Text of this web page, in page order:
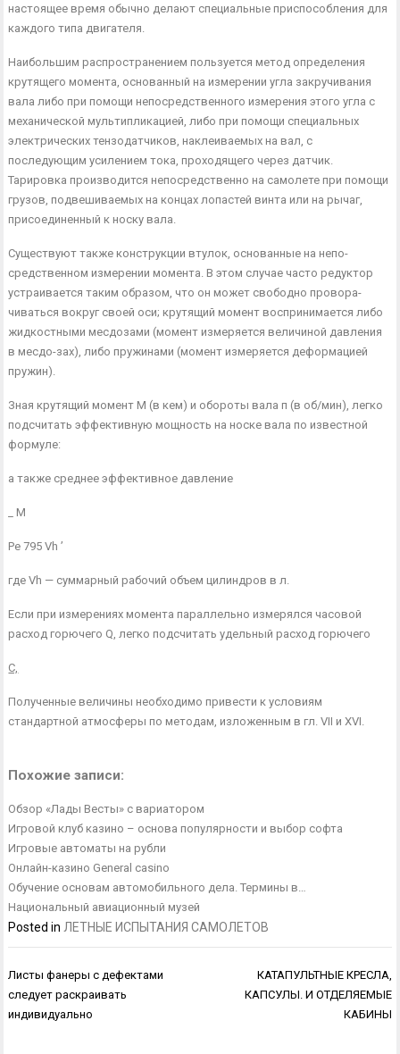
настоящее время обычно делают специальные при­способления для
каждого типа двигателя.
Наибольшим распространением пользуется метод определе­ния
крутящего момента, основанный на измерении угла за­кручивания
вала либо при помощи непосредственного измерения этого угла с
механической мультипликацией, либо при помощи специальных
электрических тензодатчиков, наклеи­ваемых на вал, с
последующим усилением тока, проходящего через датчик.
Тарировка производится непосредственно на са­молете при помощи
грузов, подвешиваемых на концах лопастей винта или на рычаг,
присоединенный к носку вала.
Существуют также конструкции втулок, основанные на непо­
средственном измерении момента. В этом случае часто редуктор
устраивается таким образом, что он может свободно провора­
чиваться вокруг своей оси; крутящий момент воспринимается либо
жидкостными месдозами (момент измеряется величиной давления
в месдо-зах), либо пружинами (момент измеряется де­формацией
пружин).
Зная крутящий момент М (в кем) и обороты вала п (в об/мин), легко
подсчитать эффективную мощность на носке вала по известной
формуле:
а также среднее эффективное давление
_ М
Ре 795 Vh ’
где Vh — суммарный рабочий объем цилиндров в л.
Если при измерениях момента параллельно измерялся часо­вой
расход горючего Q, легко подсчитать удельный расход го­рючего
С,
Полученные величины необходимо привести к условиям
стандартной атмосферы по методам, изложенным в гл. VII и XVI.
Похожие записи:
Обзор «Лады Весты» с вариатором
Игровой клуб казино – основа популярности и выбор софта
Игровые автоматы на рубли
Онлайн-казино General casino
Обучение основам автомобильного дела. Термины в…
Национальный авиационный музей
Posted inЛЕТНЫЕ ИСПЫТАНИЯ САМОЛЕТОВ
Навигация
по
записям
Листы фанеры с дефектами
следует раскраивать
индивидуально
КАТАПУЛЬТНЫЕ КРЕСЛА,
КАПСУЛЫ. И ОТДЕЛЯЕМЫЕ
КАБИНЫ